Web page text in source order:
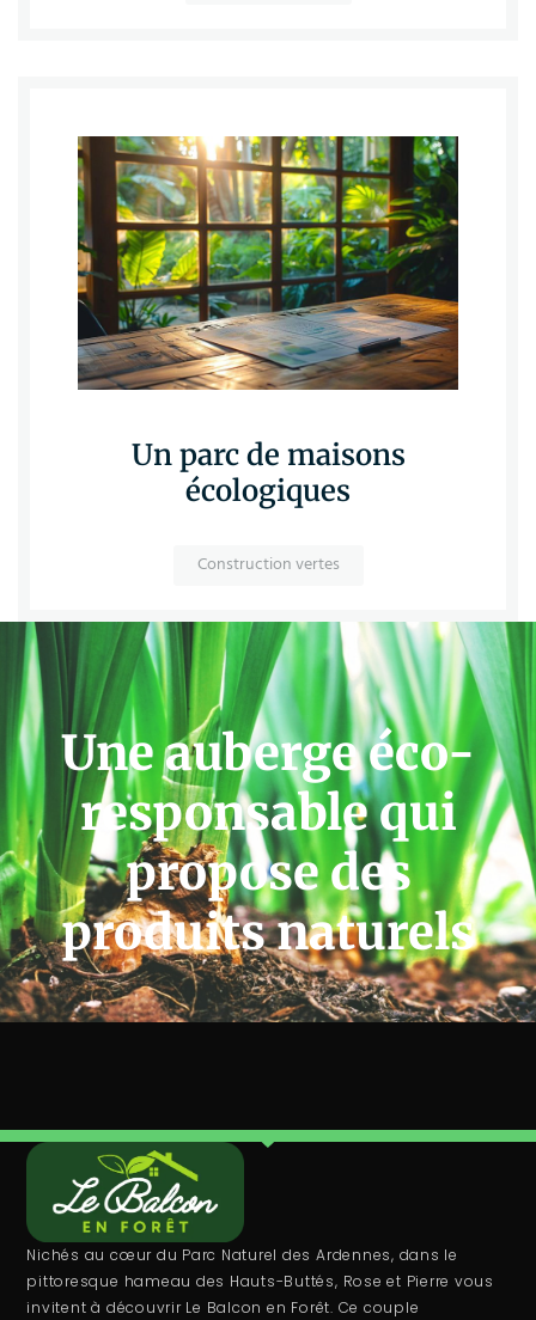
Un parc de maisons
écologiques
Construction vertes
Une auberge éco-
responsable qui
propose des
produits naturels
Nichés au cœur du Parc Naturel des Ardennes, dans le
pittoresque hameau des Hauts-Buttés, Rose et Pierre vous
invitent à découvrir Le Balcon en Forêt. Ce couple